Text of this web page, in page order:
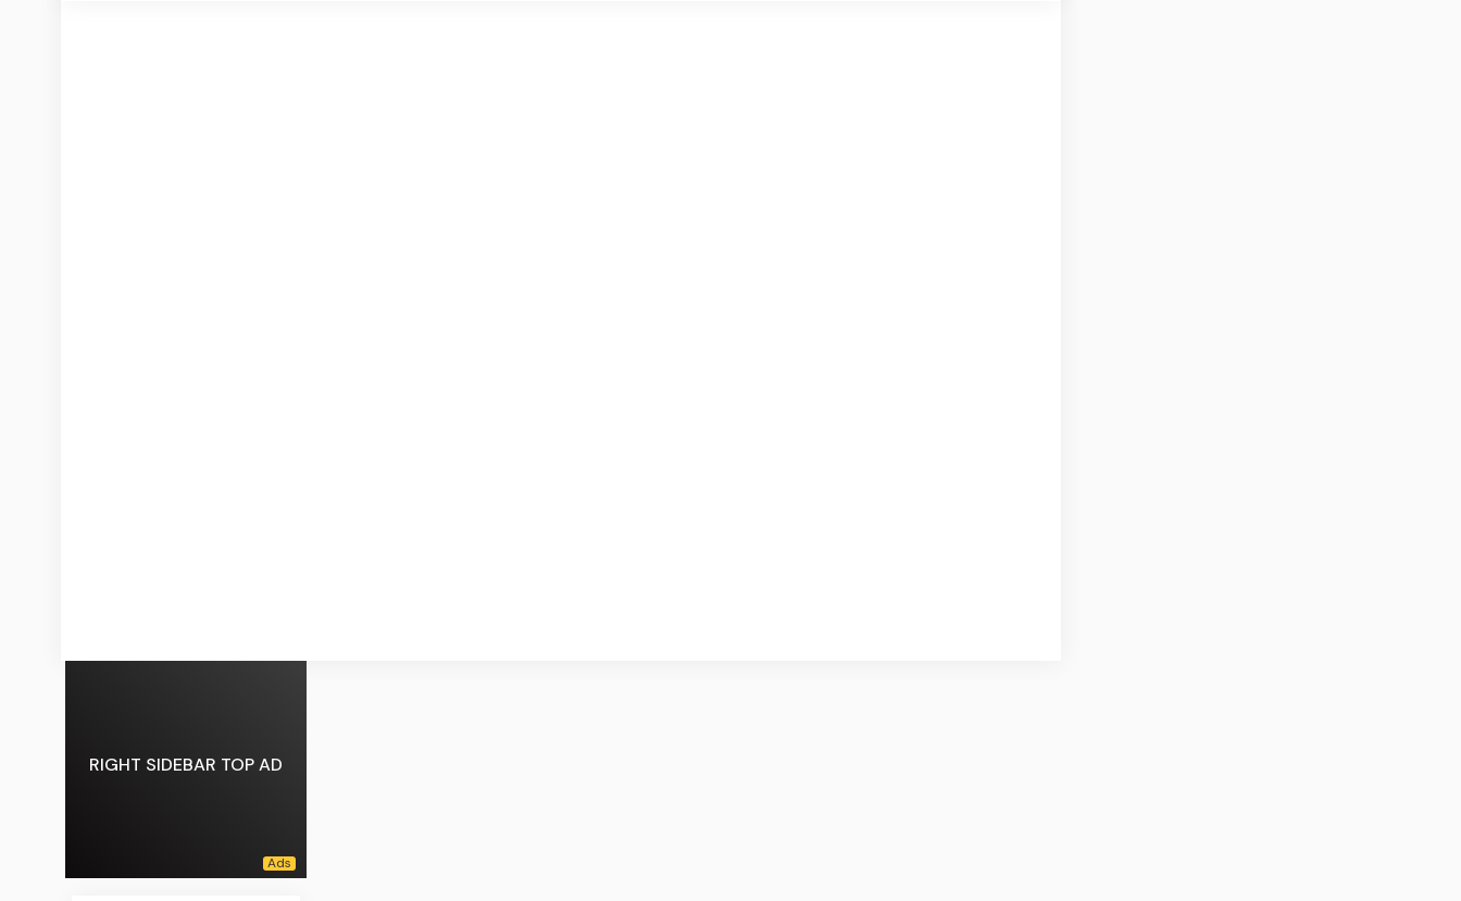
RIGHT SIDEBAR TOP AD